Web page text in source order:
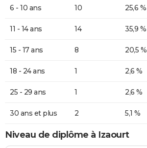
6 - 10 ans 10 25,6 %
11 - 14 ans 14 35,9 %
15 - 17 ans 8 20,5 %
18 - 24 ans 1 2,6 %
25 - 29 ans 1 2,6 %
30 ans et plus 2 5,1 %
Niveau de diplôme à Izaourt